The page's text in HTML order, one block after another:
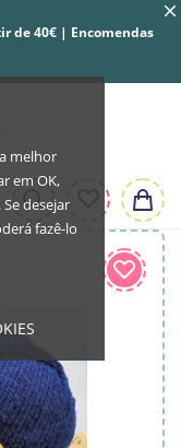
melhor
em OK,
desejar
fazê-lo
de 40€ | Encomendas